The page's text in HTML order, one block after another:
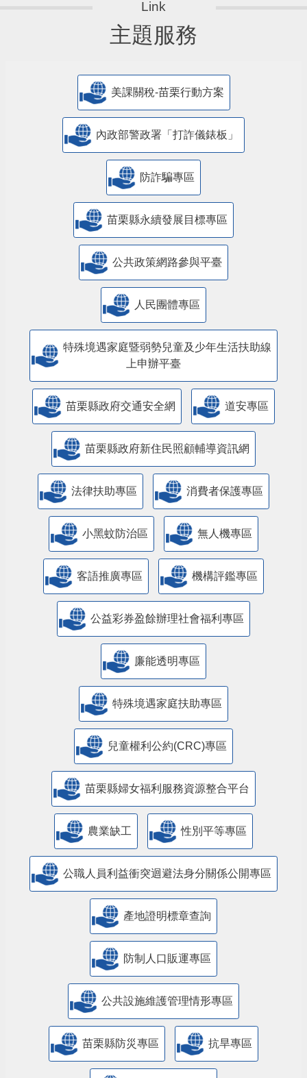
主題服務
美課關稅-苗栗行動方案
內政部警政署「打詐儀錶板」
防詐騙專區
苗栗縣永續發展目標專區
公共政策網路參與平臺
人民團體專區
特殊境遇家庭暨弱勢兒童及少年生活扶助線
上申辦平臺
苗栗縣政府交通安全網 道安專區
苗栗縣政府新住民照顧輔導資訊網
法律扶助專區 消費者保護專區
小黑蚊防治區 無人機專區
客語推廣專區 機構評鑑專區
公益彩券盈餘辦理社會福利專區
廉能透明專區
特殊境遇家庭扶助專區
兒童權利公約(CRC)專區
苗栗縣婦女福利服務資源整合平台
農業缺工 性別平等專區
公職人員利益衝突迴避法身分關係公開專區
產地證明標章查詢
防制人口販運專區
​公共設施維護管理情形專區
苗栗縣防災專區 抗旱專區